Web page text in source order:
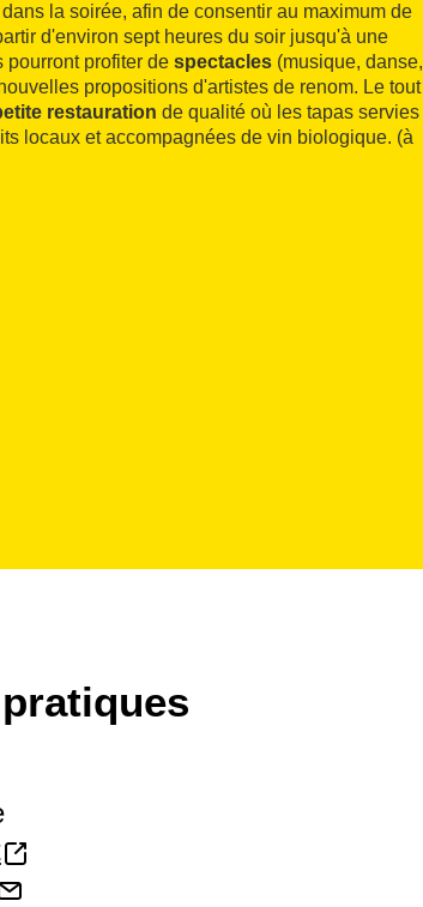
la soirée, afin de consentir au maximum de
d'environ sept heures du soir jusqu'à une
pourront profiter de spectacles (musique, danse,
propositions d'artistes de renom. Le tout
restauration de qualité où les tapas servies
locaux et accompagnées de vin biologique. (à